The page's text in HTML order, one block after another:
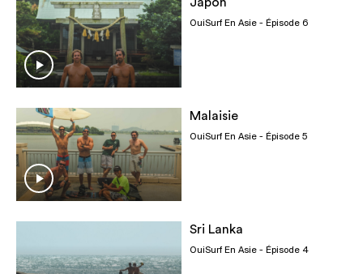
Japon
OuiSurf En Asie - Épisode 6
Malaisie
OuiSurf En Asie - Épisode 5
Sri Lanka
OuiSurf En Asie - Épisode 4